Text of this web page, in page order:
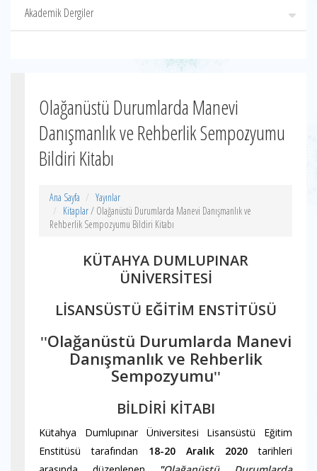
Akademik Dergiler
Olağanüstü Durumlarda Manevi
Danışmanlık ve Rehberlik Sempozyumu
Bildiri Kitabı
Ana Sayfa
Yayınlar
Kitaplar/ Olağanüstü Durumlarda Manevi Danışmanlık ve
Rehberlik Sempozyumu Bildiri Kitabı
KÜTAHYA DUMLUPINAR
ÜNİVERSİTESİ
LİSANSÜSTÜ EĞİTİM ENSTİTÜSÜ
''Olağanüstü Durumlarda Manevi
Danışmanlık ve Rehberlik
Sempozyumu''
BİLDİRİ KİTABI
Kütahya Dumlupınar Üniversitesi Lisansüstü Eğitim
Enstitüsü tarafından 18-20 Aralık 2020 tarihleri